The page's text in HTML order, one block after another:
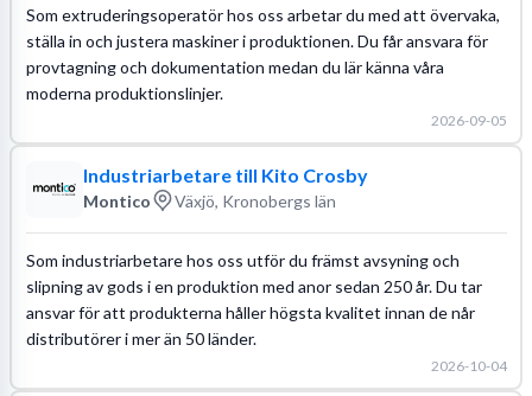
Som extruderingsoperatör hos oss arbetar du med att övervaka,
ställa in och justera maskiner i produktionen. Du får ansvara för
provtagning och dokumentation medan du lär känna våra
moderna produktionslinjer.
2026-09-05
Industriarbetare till Kito Crosby
Montico Växjö, Kronobergs län
Som industriarbetare hos oss utför du främst avsyning och
slipning av gods i en produktion med anor sedan 250 år. Du tar
ansvar för att produkterna håller högsta kvalitet innan de når
distributörer i mer än 50 länder.
2026-10-04